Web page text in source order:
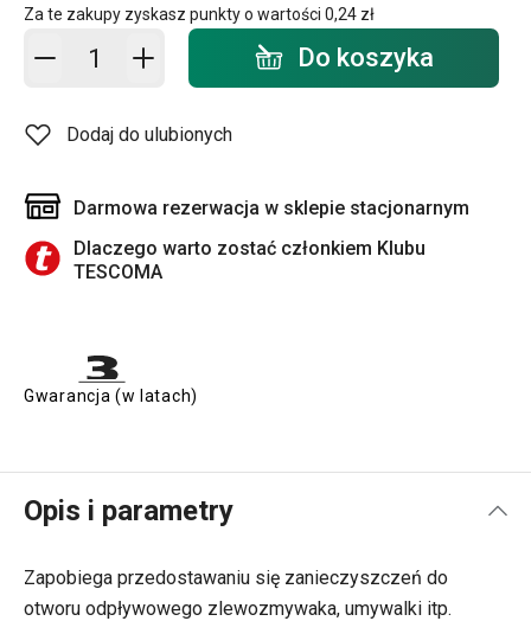
Za te zakupy zyskasz punkty o wartości 0,24 zł
Dodaj do koszyka - ilość Do koszyka
Dodaj do ulubionych
Darmowa rezerwacja w sklepie stacjonarnym
Dlaczego warto zostać członkiem Klubu
TESCOMA
Gwarancja (w latach)
Opis i parametry
Zapobiega przedostawaniu się zanieczyszczeń do
otworu odpływowego zlewozmywaka, umywalki itp.